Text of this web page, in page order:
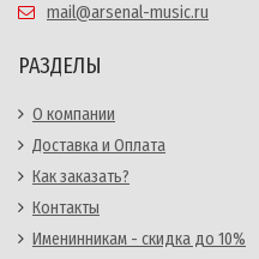
mail@arsenal-music.ru
РАЗДЕЛЫ
О компании
Доставка и Оплата
Как заказать?
Контакты
Именинникам - скидка до 10%